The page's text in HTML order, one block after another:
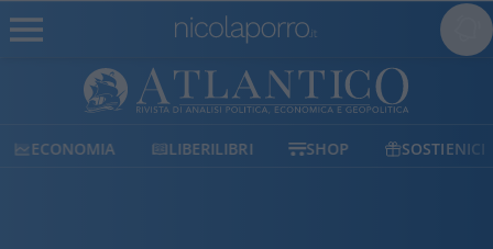
ECONOMIA LIBERILIBRI SHOP SOSTIENICI